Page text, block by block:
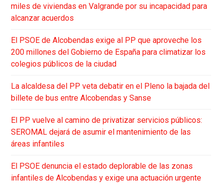
miles de viviendas en Valgrande por su incapacidad para
alcanzar acuerdos
El PSOE de Alcobendas exige al PP que aproveche los
200 millones del Gobierno de España para climatizar los
colegios públicos de la ciudad
La alcaldesa del PP veta debatir en el Pleno la bajada del
billete de bus entre Alcobendas y Sanse
El PP vuelve al camino de privatizar servicios públicos:
SEROMAL dejará de asumir el mantenimiento de las
áreas infantiles
El PSOE denuncia el estado deplorable de las zonas
infantiles de Alcobendas y exige una actuación urgente